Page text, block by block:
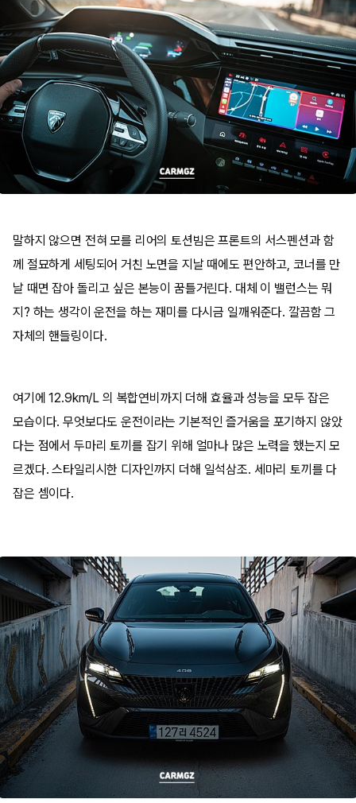
말하지 않으면 전혀 모를 리어의 토션빔은 프론트의 서스펜션과 함
께 절묘하게 세팅되어 거친 노면을 지날 때에도 편안하고, 코너를 만
날 때면 잡아 돌리고 싶은 본능이 꿈틀거린다. 대체 이 밸런스는 뭐
지? 하는 생각이 운전을 하는 재미를 다시금 일깨워준다. 깔끔함 그
자체의 핸들링이다.
여기에 12.9km/L 의 복합연비까지 더해 효율과 성능을 모두 잡은
모습이다. 무엇보다도 운전이라는 기본적인 즐거움을 포기하지 않았
다는 점에서 두마리 토끼를 잡기 위해 얼마나 많은 노력을 했는지 모
르겠다. 스타일리시한 디자인까지 더해 일석삼조. 세마리 토끼를 다
잡은 셈이다.